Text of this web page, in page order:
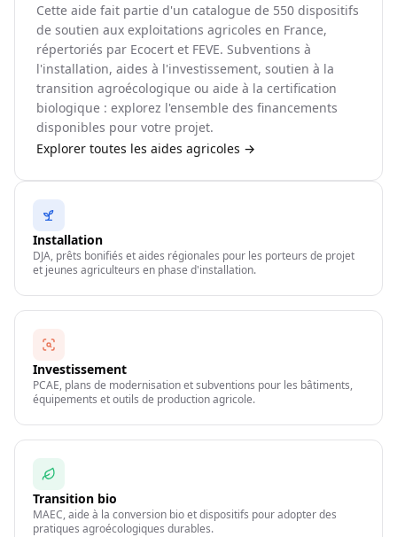
Cette aide fait partie d'un catalogue de 550 dispositifs
de soutien aux exploitations agricoles en France,
répertoriés par Ecocert et FEVE. Subventions à
l'installation, aides à l'investissement, soutien à la
transition agroécologique ou aide à la certification
biologique : explorez l'ensemble des financements
disponibles pour votre projet.
Explorer toutes les aides agricoles →
Installation
DJA, prêts bonifiés et aides régionales pour les porteurs de projet
et jeunes agriculteurs en phase d'installation.
Investissement
PCAE, plans de modernisation et subventions pour les bâtiments,
équipements et outils de production agricole.
Transition bio
MAEC, aide à la conversion bio et dispositifs pour adopter des
pratiques agroécologiques durables.